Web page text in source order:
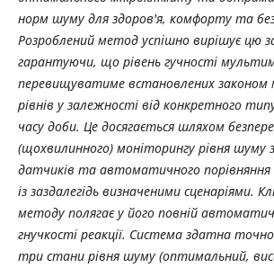
норм шуму для здоров'я, комфорту та
Розроблений метод успішно вирішує цю
гарантуючи, що рівень гучності
перевищуватиме встановлених законом
рівнів у залежності від конкретного
часу доби. Це досягається шляхом
(щохвилинного) моніторингу рівня шуму
датчиків та автоматичного
із заздалегідь визначеними сценаріями.
методу полягає у його повній
гнучкості реакції. Система здатна
три стани рівня шуму (оптимальний,